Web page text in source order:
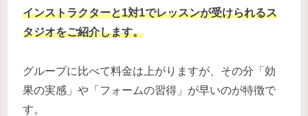
インストラクターと1対1でレッスンが受けられるス
タジオをご紹介します。
グループに比べて料金は上がりますが、その分「効
果の実感」や「フォームの習得」が早いのが特徴で
す。